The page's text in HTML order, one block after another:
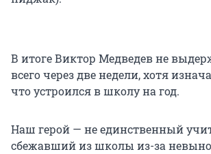
В итоге Виктор Медведев не
всего через две недели, хотя
что устроился в школу на год.
Наш герой — не единственный
сбежавший из школы из-за